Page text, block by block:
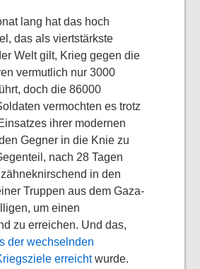
lang hat das hoch
das als viertstärkste
Welt gilt, Krieg gegen die
vermutlich nur 3000
doch die 86000
vermochten es trotz
ihrer modernen
Gegner in die Knie zu
nach 28 Tagen
in den
Truppen aus dem Gaza-
um einen
zu erreichen. Und das,
der wechselnden
erreichtwurde.